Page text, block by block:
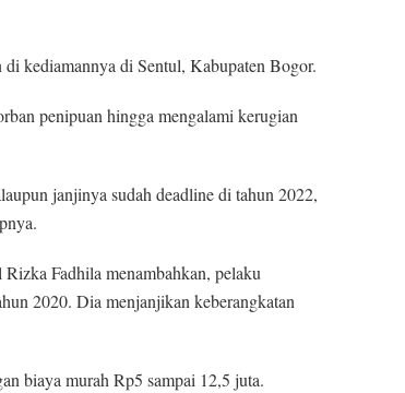
kediamannya di Sentul, Kabupaten Bogor.
penipuan hingga mengalami kerugian
janjinya sudah deadline di tahun 2022,
Fadhila menambahkan, pelaku
2020. Dia menjanjikan keberangkatan
biaya murah Rp5 sampai 12,5 juta.